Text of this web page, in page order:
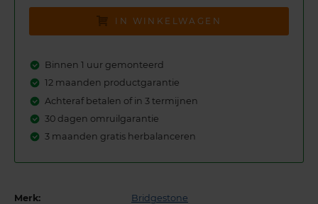
IN WINKELWAGEN
Binnen 1 uur gemonteerd
12 maanden productgarantie
Achteraf betalen of in 3 termijnen
30 dagen omruilgarantie
3 maanden gratis herbalanceren
Merk: Bridgestone